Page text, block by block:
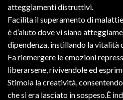
atteggiamenti distruttivi.
Facilita il superamento di
è d’aiuto dove vi siano
dipendenza, instillando la vitalità
Fa riemergere le emozioni
liberarsene, rivivendole ed
Stimola la creatività,
che si era lasciato in sospeso.È